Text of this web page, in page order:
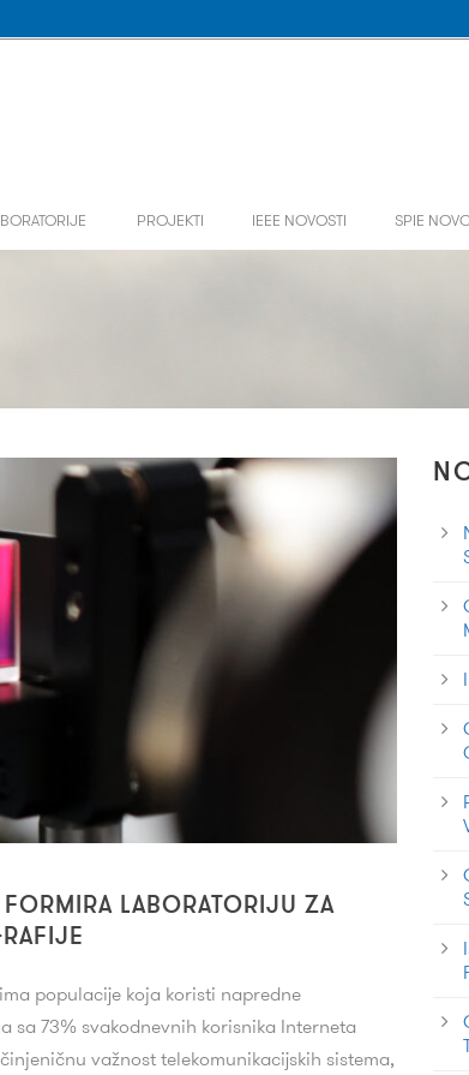
PROJEKTI IEEE NOVOSTI SPIE
LABORATORIJU ZA
populacije koja koristi napredne
sa 73% svakodnevnih korisnika Interneta
važnost telekomunikacijskih sistema,